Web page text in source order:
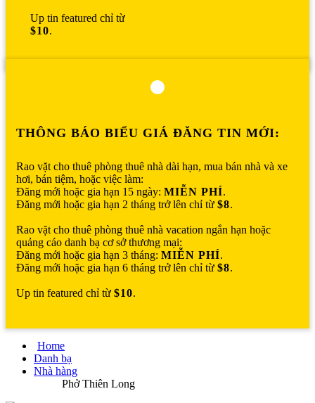
Up tin featured chỉ từ
$10.
THÔNG BÁO BIỂU GIÁ ĐĂNG TIN MỚI:
Rao vặt cho thuê phòng thuê nhà dài hạn, mua bán nhà và xe
hơi, bán tiệm, hoặc việc làm:
Đăng mới hoặc gia hạn 15 ngày: MIỄN PHÍ.
Đăng mới hoặc gia hạn 2 tháng trở lên chỉ từ $8.
Rao vặt cho thuê phòng thuê nhà vacation ngắn hạn hoặc
quảng cáo danh bạ cơ sở thương mại:
Đăng mới hoặc gia hạn 3 tháng: MIỄN PHÍ.
Đăng mới hoặc gia hạn 6 tháng trở lên chỉ từ $8.
Up tin featured chỉ từ $10.
Home
Danh bạ
Nhà hàng
Phở Thiên Long